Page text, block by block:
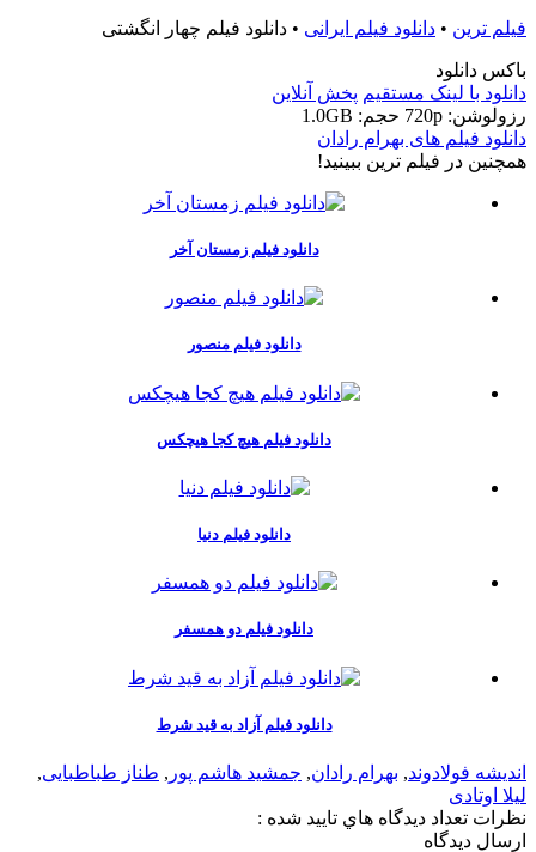
فیلم ترین • دانلود فیلم ایرانی • دانلود فیلم چهار انگشتی
باکس دانلود
دانلود با لينک مستقيم پخش آنلاین
رزولوشن: 720p
حجم: 1.0GB
دانلود فیلم های بهرام رادان
همچنين در فيلم ترين ببينيد!
دانلود فیلم زمستان آخر
دانلود فیلم منصور
دانلود فیلم هیچ کجا هیچکس
دانلود فیلم دنیا
دانلود فیلم دو همسفر
دانلود فیلم آزاد به قید شرط
اندیشه فولادوند, بهرام رادان, جمشید هاشم پور , طناز طباطبایی,
لیلا اوتادی
نظرات تعداد ديدگاه هاي تاييد شده :
ارسال ديدگاه